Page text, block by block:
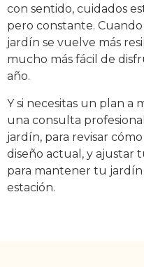
con sentido, cuidados
pero constante. Cuando
jardín se vuelve más
mucho más fácil de
año.
Y si necesitas un plan a
una consulta
jardín, para revisar
diseño actual, y ajustar
para mantener tu jardín
estación.